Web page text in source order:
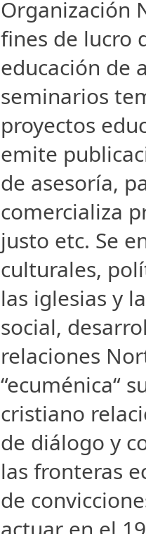
Organización
fines de lucro
educación de
seminarios
proyectos
emite
de asesoría,
comercializa
justo etc. Se
culturales,
las iglesias y
social,
relaciones
“ecuménica“
cristiano
de diálogo y
las fronteras
de